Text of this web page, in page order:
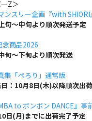
Z＞
ンスリー企画『with
旬～中旬より順次発送予定
念商品2026
旬～下旬より順次発送
集「ぺろり」通常版
：10月8日(木)以降順次出
to ボンボン DANCE』事
日(月)までに出荷完了予定